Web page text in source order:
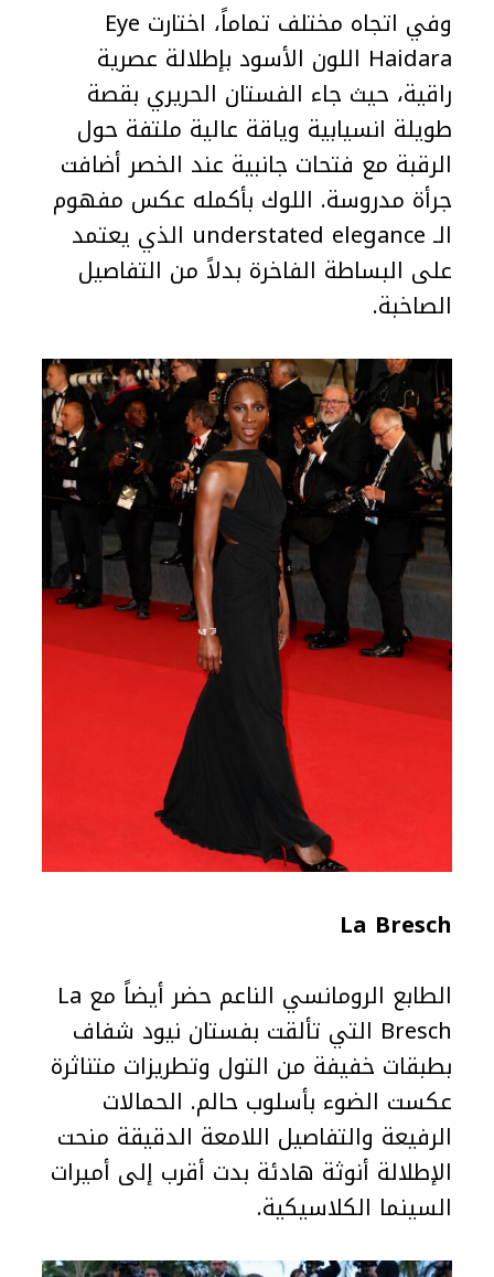
وفي اتجاه مختلف تماماً، اختارت Eye
Haidara اللون الأسود بإطلالة عصرية
راقية، حيث جاء الفستان الحريري بقصة
طويلة انسيابية وياقة عالية ملتفة حول
الرقبة مع فتحات جانبية عند الخصر أضافت
جرأة مدروسة. اللوك بأكمله عكس مفهوم
الـ understated elegance الذي يعتمد
على البساطة الفاخرة بدلاً من التفاصيل
الصاخبة.
La Bresch
الطابع الرومانسي الناعم حضر أيضاً مع La
Bresch التي تألقت بفستان نيود شفاف
بطبقات خفيفة من التول وتطريزات متناثرة
عكست الضوء بأسلوب حالم. الحمالات
الرفيعة والتفاصيل اللامعة الدقيقة منحت
الإطلالة أنوثة هادئة بدت أقرب إلى أميرات
السينما الكلاسيكية.